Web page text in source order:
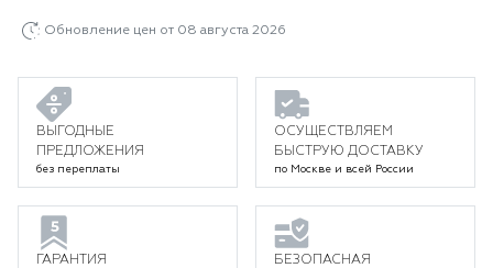
Обновление цен от 08 августа 2026
ВЫГОДНЫЕ
ПРЕДЛОЖЕНИЯ
без переплаты
ОСУЩЕСТВЛЯЕМ
БЫСТРУЮ ДОСТАВКУ
по Москве и всей России
ГАРАНТИЯ
БЕЗОПАСНАЯ